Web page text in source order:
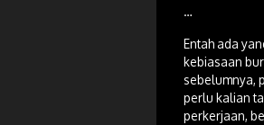
…
Entah ada
kebiasaan
sebelumnya,
perlu kalian
perkerjaan,